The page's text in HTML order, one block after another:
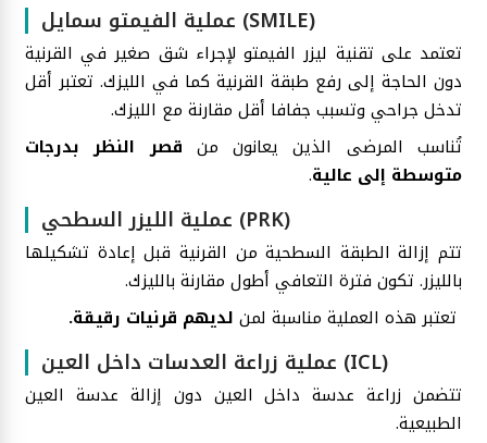
عملية الفيمتو سمايل (SMILE)
تعتمد على تقنية ليزر الفيمتو لإجراء شق صغير في القرنية
دون الحاجة إلى رفع طبقة القرنية كما في الليزك. تعتبر أقل
تدخل جراحي وتسبب جفافا أقل مقارنة مع الليزك.
تُناسب المرضى الذين يعانون من قصر النظر بدرجات
متوسطة إلى عالية.
عملية الليزر السطحي (PRK)
تتم إزالة الطبقة السطحية من القرنية قبل إعادة تشكيلها
بالليزر. تكون فترة التعافي أطول مقارنة بالليزك.
تعتبر هذه العملية مناسبة لمن لديهم قرنيات رقيقة.
عملية زراعة العدسات داخل العين (ICL)
تتضمن زراعة عدسة داخل العين دون إزالة عدسة العين
الطبيعية.